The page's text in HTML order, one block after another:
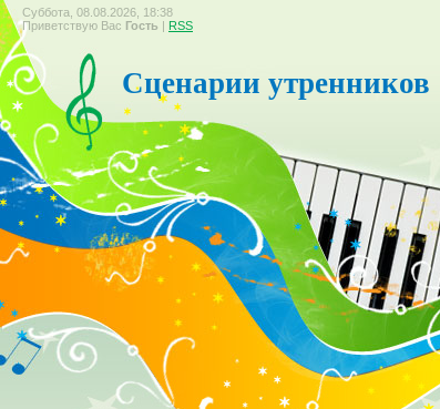
Суббота, 08.08.2026, 18:38
Приветствую Вас Гость | RSS
Сценарии утренников